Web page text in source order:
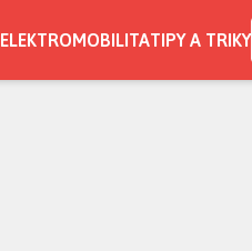
ELEKTROMOBILITATIPY A TRIKY